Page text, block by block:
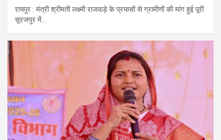
रायपुर : मंत्री श्रीमती लक्ष्मी राजवाड़े के प्रयासों से ग्रामीणों की मांग हुई पूरी
सूरजपुर में…